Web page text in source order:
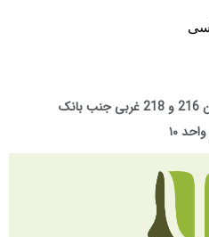
تهرانپارس بالاتر از فلکه سوم بین 216 و 218 غربی جنب بانک